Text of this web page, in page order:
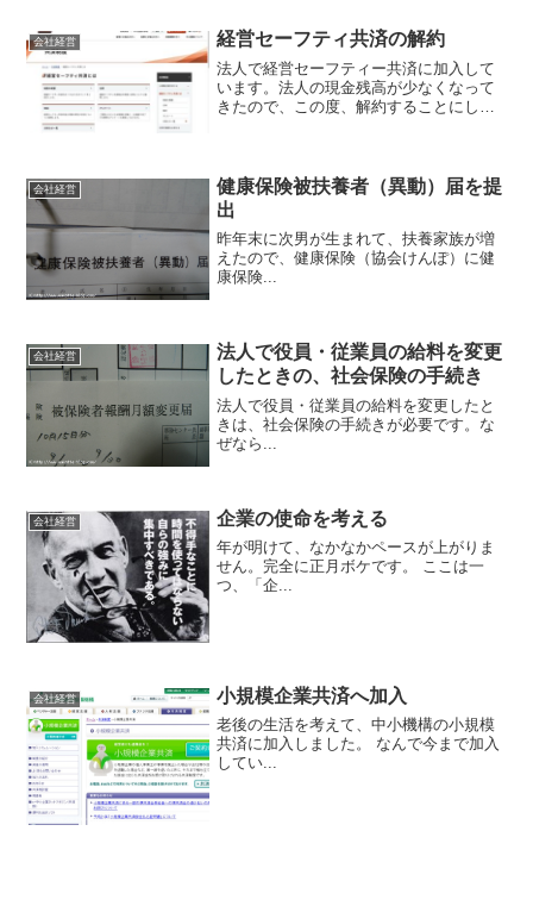
会社経営 経営セーフティ共済の解約
法人で経営セーフティー共済に加入して
います。法人の現金残高が少なくなって
きたので、この度、解約することにしま
会社経営
健康保険被扶養者（異動）届を提
出
昨年末に次男が生まれて、扶養家族が増
えたので、健康保険（協会けんぽ）に健
康保険...
会社経営
法人で役員・従業員の給料を変更
したときの、社会保険の手続き
法人で役員・従業員の給料を変更したと
きは、社会保険の手続きが必要です。な
ぜなら...
会社経営 企業の使命を考える
年が明けて、なかなかペースが上がりま
せん。完全に正月ボケです。 ここは一
つ、「企...
会社経営 小規模企業共済へ加入
老後の生活を考えて、中小機構の小規模
共済に加入しました。 なんで今まで加入
してい...